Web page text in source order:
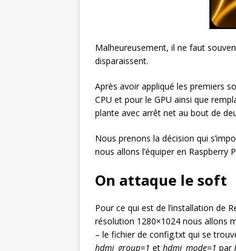
Malheureusement, il ne faut
disparaissent.
Après avoir appliqué les premiers
CPU et pour le GPU ainsi que
plante avec arrêt net au bout de
Nous prenons la décision qui
nous allons l’équiper en
On attaque le soft
Pour ce qui est de l’installation de
résolution 1280×1024 nous allons
– le fichier de config.txt qui se
hdmi_group=1 et hdmi_mode=1 par